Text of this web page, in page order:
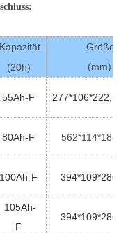
Kapazität
(20h)
Größe
(mm)
55Ah-F
80Ah-F
100Ah-F
105Ah-
F